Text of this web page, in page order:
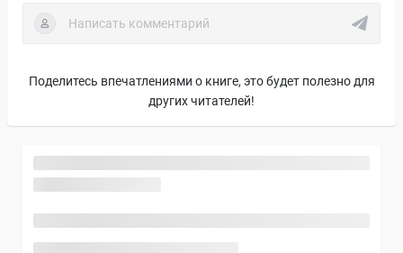
Поделитесь впечатлениями о книге, это будет полезно для
других читателей!